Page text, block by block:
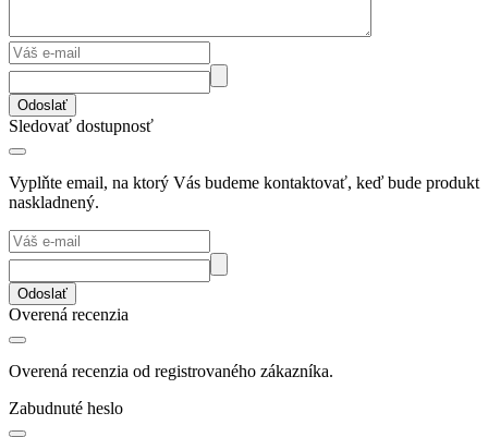
Odoslať
Sledovať dostupnosť
Vyplňte email, na ktorý Vás budeme kontaktovať, keď bude produkt
naskladnený.
Odoslať
Overená recenzia
Overená recenzia od registrovaného zákazníka.
Zabudnuté heslo